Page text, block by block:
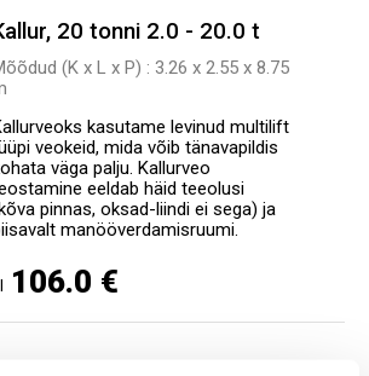
20 tonni 2.0 - 20.0 t
(K x L x P) : 3.26 х 2.55 х 8.75
kasutame levinud multilift
veokeid, mida võib tänavapildis
väga palju. Kallurveo
eeldab häid teeolusi
pinnas, oksad-liindi ei sega) ja
manööverdamisruumi.
106.0 €